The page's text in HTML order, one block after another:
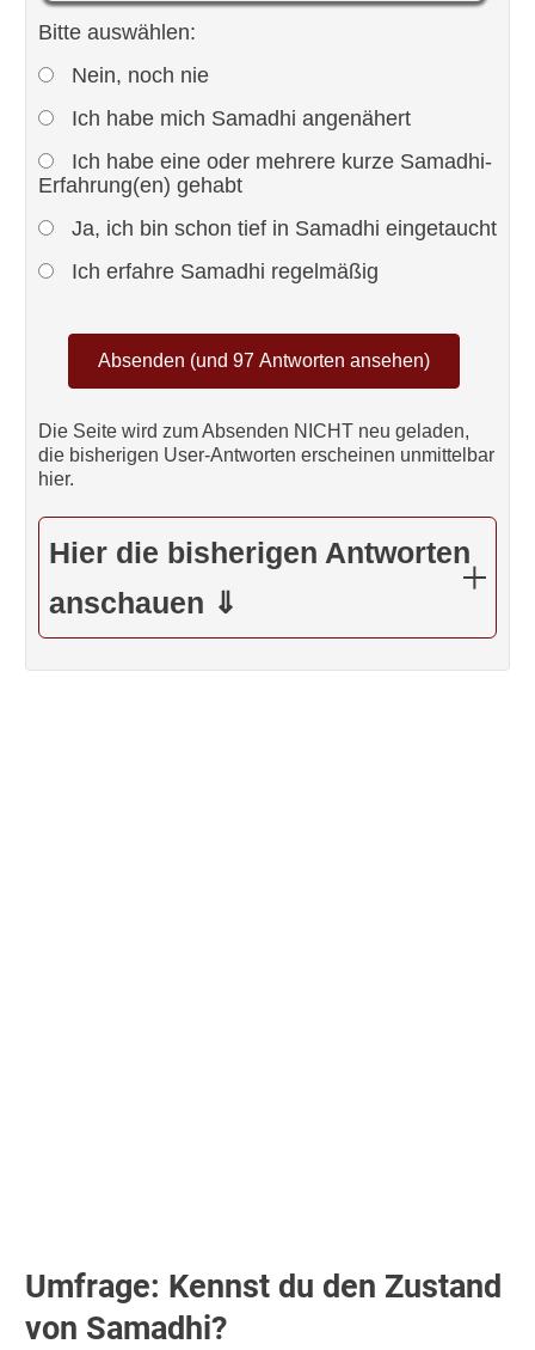
Bitte auswählen:
Nein, noch nie
Ich habe mich Samadhi angenähert
Ich habe eine oder mehrere kurze Samadhi-
Erfahrung(en) gehabt
Ja, ich bin schon tief in Samadhi eingetaucht
Ich erfahre Samadhi regelmäßig
Die Seite wird zum Absenden NICHT neu geladen,
die bisherigen User-Antworten erscheinen unmittelbar
hier.
Hier die bisherigen Antworten
anschauen ⇓
Umfrage: Kennst du den Zustand
von Samadhi?